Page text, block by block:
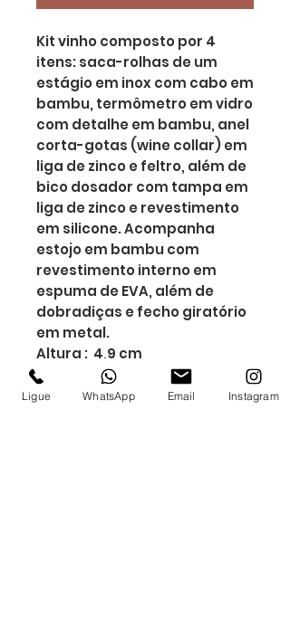
Kit vinho composto por 4
itens: saca-rolhas de um
estágio em inox com cabo em
bambu, termômetro em vidro
com detalhe em bambu, anel
corta-gotas (wine collar) em
liga de zinco e feltro, além de
bico dosador com tampa em
liga de zinco e revestimento
em silicone. Acompanha
estojo em bambu com
revestimento interno em
espuma de EVA, além de
dobradiças e fecho giratório
em metal.
Altura : 4,9 cm
Largura : 14,9 cm
Profundidade : 16,9 cm
Ligue WhatsApp Email Instagram